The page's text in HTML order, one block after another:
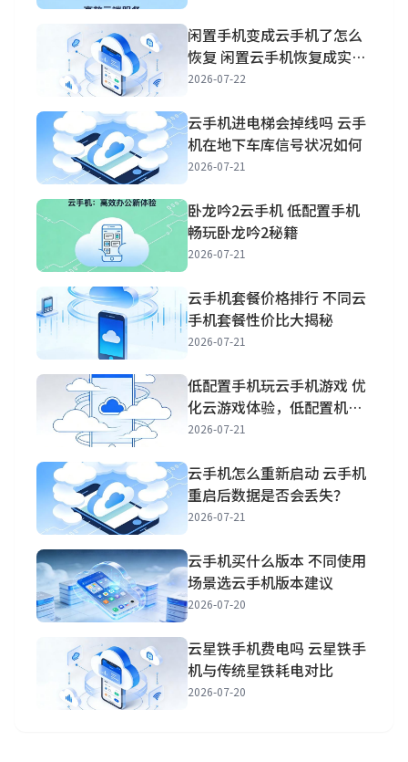
闲置手机变成云手机了怎么
恢复 闲置云手机恢复成实体
手机方法
2026-07-22
云手机进电梯会掉线吗 云手
机在地下车库信号状况如何
2026-07-21
卧龙吟2云手机 低配置手机
畅玩卧龙吟2秘籍
2026-07-21
云手机套餐价格排行 不同云
手机套餐性价比大揭秘
2026-07-21
低配置手机玩云手机游戏 优
化云游戏体验，低配置机也
能畅玩
2026-07-21
云手机怎么重新启动 云手机
重启后数据是否会丢失？
2026-07-21
云手机买什么版本 不同使用
场景选云手机版本建议
2026-07-20
云星铁手机费电吗 云星铁手
机与传统星铁耗电对比
2026-07-20